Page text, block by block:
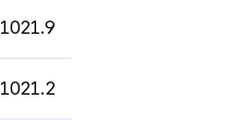
1021.9
1021.2